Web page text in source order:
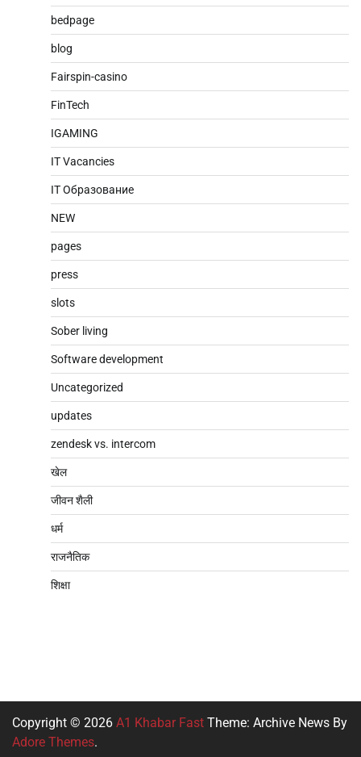
bedpage
blog
Fairspin-casino
FinTech
IGAMING
IT Vacancies
IT Образование
NEW
pages
press
slots
Sober living
Software development
Uncategorized
updates
zendesk vs. intercom
खेल
जीवन शैली
धर्म
राजनैतिक
शिक्षा
Copyright © 2026 A1 Khabar Fast Theme: Archive News By
Adore Themes.